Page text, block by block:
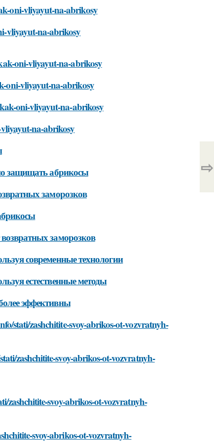
oni-vliyayut-na-abrikosy
vliyayut-na-abrikosy
oni-vliyayut-na-abrikosy
oni-vliyayut-na-abrikosy
oni-vliyayut-na-abrikosy
na-abrikosy
защищать абрикосы
заморозков
заморозков
современные технологии
естественные методы
эффективны
stati/zashchitite-svoy-abrikos-ot-vozvratnyh-
zashchitite-svoy-abrikos-ot-vozvratnyh-
svoy-abrikos-ot-vozvratnyh-
svoy-abrikos-ot-vozvratnyh-
⇨